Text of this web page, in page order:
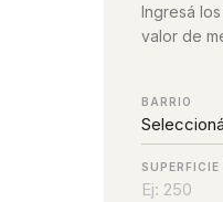
Ingresá
valor de
BARRIO